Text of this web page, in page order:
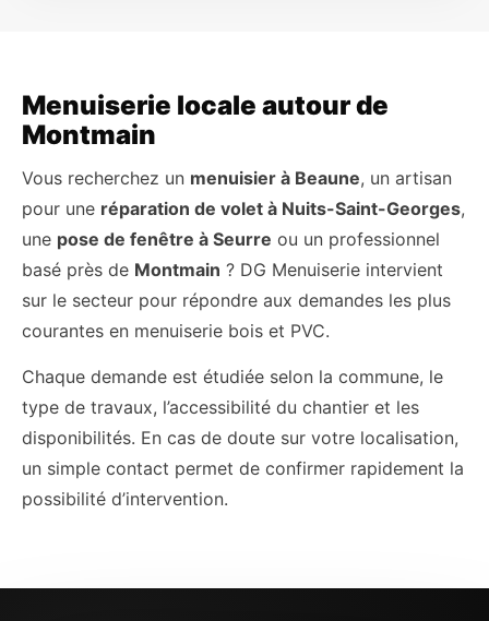
Menuiserie locale autour de
Montmain
Vous recherchez un menuisier à Beaune, un artisan
pour une réparation de volet à Nuits-Saint-Georges,
une pose de fenêtre à Seurre ou un professionnel
basé près de Montmain ? DG Menuiserie intervient
sur le secteur pour répondre aux demandes les plus
courantes en menuiserie bois et PVC.
Chaque demande est étudiée selon la commune, le
type de travaux, l’accessibilité du chantier et les
disponibilités. En cas de doute sur votre localisation,
un simple contact permet de confirmer rapidement la
possibilité d’intervention.